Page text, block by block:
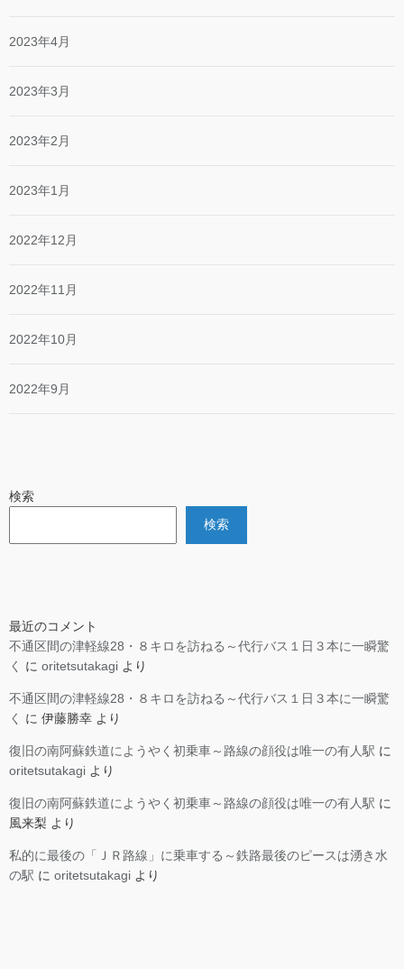
2023年4月
2023年3月
2023年2月
2023年1月
2022年12月
2022年11月
2022年10月
2022年9月
検索
検索
最近のコメント
不通区間の津軽線28・８キロを訪ねる～代行バス１日３本に一瞬驚
く
に oritetsutakagi より
不通区間の津軽線28・８キロを訪ねる～代行バス１日３本に一瞬驚
く
に 伊藤勝幸 より
復旧の南阿蘇鉄道にようやく初乗車～路線の顔役は唯一の有人駅 に
oritetsutakagi より
復旧の南阿蘇鉄道にようやく初乗車～路線の顔役は唯一の有人駅 に
風来梨 より
私的に最後の「ＪＲ路線」に乗車する～鉄路最後のピースは湧き水
の駅 に oritetsutakagi より